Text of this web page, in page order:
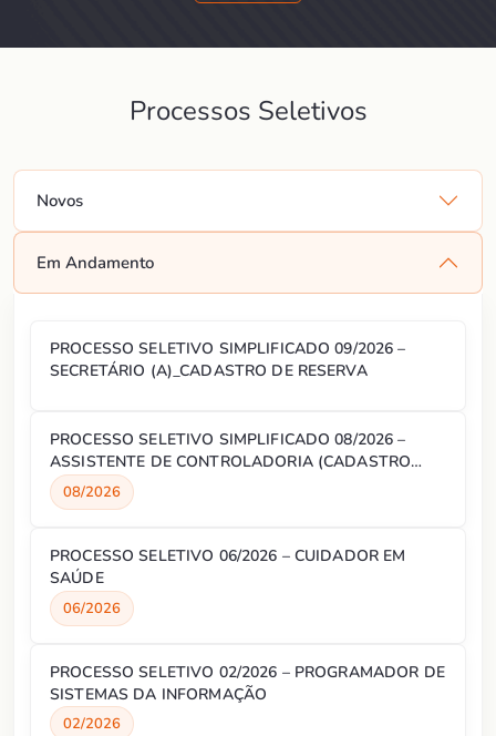
Processos Seletivos
Novos
Em Andamento
PROCESSO SELETIVO SIMPLIFICADO 09/2026 –
SECRETÁRIO (A)_CADASTRO DE RESERVA
PROCESSO SELETIVO SIMPLIFICADO 08/2026 –
ASSISTENTE DE CONTROLADORIA (CADASTRO
RESERVA)
08/2026
PROCESSO SELETIVO 06/2026 – CUIDADOR EM
SAÚDE
06/2026
PROCESSO SELETIVO 02/2026 – PROGRAMADOR DE
SISTEMAS DA INFORMAÇÃO
02/2026